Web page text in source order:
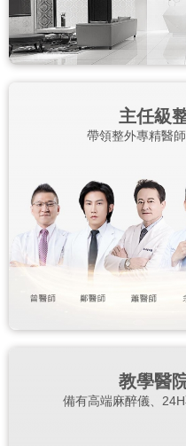
主任級
帶領整外專精醫
教學醫
備有高端麻醉儀、